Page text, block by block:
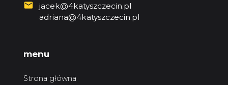
jacek@4katyszczecin.pl
adriana@4katyszczecin.pl
menu
Strona główna